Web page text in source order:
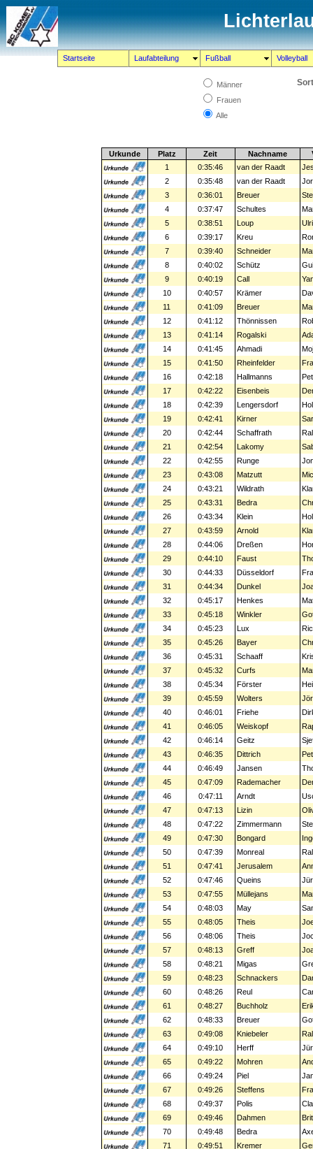
Startseite Laufabteilung Fußball Volleyball
Männer
Frauen
Alle
Urkunde Platz Zeit Nachname
1
0:35:46 van der Raadt
2
0:35:48 van der Raadt
3
0:36:01 Breuer
4
0:37:47 Schultes
5
0:38:51 Loup
6
0:39:17 Kreu
7
0:39:40 Schneider
8
0:40:02 Schütz
9
0:40:19 Call
10
0:40:57 Krämer
11
0:41:09 Breuer
12
0:41:12 Thönnissen
13
0:41:14 Rogalski
14
0:41:45 Ahmadi
15
0:41:50 Rheinfelder
16
0:42:18 Hallmanns
17
0:42:22 Eisenbeis
18
0:42:39 Lengersdorf
19
0:42:41 Kirner
20
0:42:44 Schaffrath
21
0:42:54 Lakomy
22
0:42:55 Runge
23
0:43:08 Matzutt
24
0:43:21 Wildrath
25
0:43:31 Bedra
26
0:43:34 Klein
27
0:43:59 Arnold
28
0:44:06 Dreßen
29
0:44:10 Faust
30
0:44:33 Düsseldorf
31
0:44:34 Dunkel
32
0:45:17 Henkes
33
0:45:18 Winkler
34
0:45:23 Lux
35
0:45:26 Bayer
36
0:45:31 Schaaff
37
0:45:32 Curfs
38
0:45:34 Förster
39
0:45:59 Wolters
40
0:46:01 Friehe
41
0:46:05 Weiskopf
42
0:46:14 Geitz
43
0:46:35 Dittrich
44
0:46:49 Jansen
45
0:47:09 Rademacher
46
0:47:11 Arndt
47
0:47:13 Lizin
48
0:47:22 Zimmermann
49
0:47:30 Bongard
50
0:47:39 Monreal
51
0:47:41 Jerusalem
52
0:47:46 Queins
53
0:47:55 Müllejans
54
0:48:03 May
55
0:48:05 Theis
56
0:48:06 Theis
57
0:48:13 Greff
58
0:48:21 Migas
59
0:48:23 Schnackers
60
0:48:26 Reul
61
0:48:27 Buchholz
62
0:48:33 Breuer
63
0:49:08 Kniebeler
64
0:49:10 Herff
65
0:49:22 Mohren
66
0:49:24 Piel
67
0:49:26 Steffens
68
0:49:37 Polis
69
0:49:46 Dahmen
70
0:49:48 Bedra
71
0:49:51 Kremer